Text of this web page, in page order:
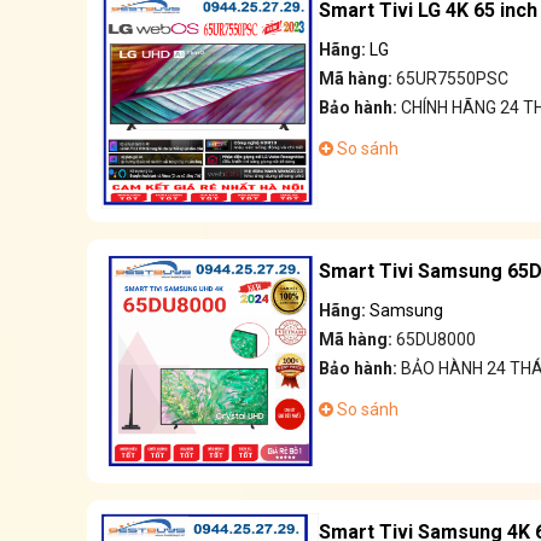
Smart Tivi LG 4K 65
Hãng: LG
Mã hàng: 65UR7550PSC
Bảo hành: CHÍNH HÃNG 24
So sánh
Smart Tivi Samsung
Hãng: Samsung
Mã hàng: 65DU8000
Bảo hành: BẢO HÀNH 24
So sánh
Smart Tivi Samsung 4K